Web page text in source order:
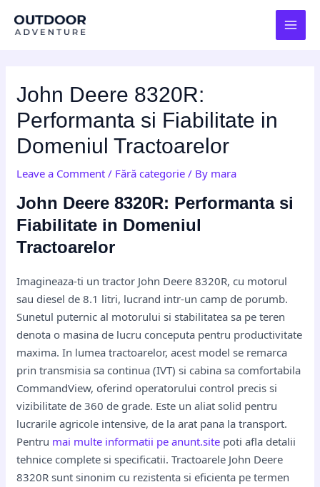
John Deere 8320R:
Performanta si Fiabilitate in
Domeniul Tractoarelor
Leave a Comment / Fără categorie / By mara
John Deere 8320R: Performanta si
Fiabilitate in Domeniul
Tractoarelor
Imagineaza-ti un tractor John Deere 8320R, cu motorul
sau diesel de 8.1 litri, lucrand intr-un camp de porumb.
Sunetul puternic al motorului si stabilitatea sa pe teren
denota o masina de lucru conceputa pentru productivitate
maxima. In lumea tractoarelor, acest model se remarca
prin transmisia sa continua (IVT) si cabina sa comfortabila
CommandView, oferind operatorului control precis si
vizibilitate de 360 de grade. Este un aliat solid pentru
lucrarile agricole intensive, de la arat pana la transport.
Pentru mai multe informatii pe anunt.site poti afla detalii
tehnice complete si specificatii. Tractoarele John Deere
8320R sunt sinonim cu rezistenta si eficienta pe termen
navigation